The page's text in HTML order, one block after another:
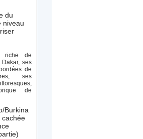
du
niveau
riche de
Dakar, ses
de
ses
de
Burkina
cachée